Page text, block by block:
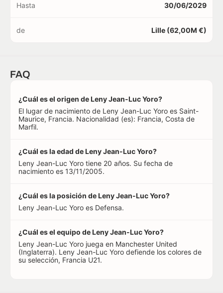
Hasta 30/06/2029
de Lille (62,00M €)
FAQ
¿Cuál es el origen de Leny Jean-Luc Yoro?
El lugar de nacimiento de Leny Jean-Luc Yoro es Saint-
Maurice, Francia. Nacionalidad (es): Francia, Costa de
Marfil.
¿Cuál es la edad de Leny Jean-Luc Yoro?
Leny Jean-Luc Yoro tiene 20 años. Su fecha de
nacimiento es 13/11/2005.
¿Cuál es la posición de Leny Jean-Luc Yoro?
Leny Jean-Luc Yoro es Defensa.
¿Cuál es el equipo de Leny Jean-Luc Yoro?
Leny Jean-Luc Yoro juega en Manchester United
(Inglaterra). Leny Jean-Luc Yoro defiende los colores de
su selección, Francia U21.